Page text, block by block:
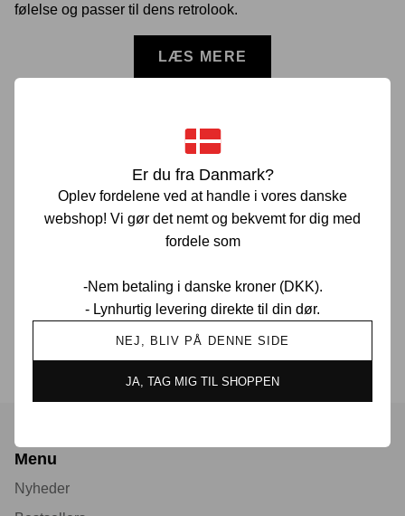
Er du fra Danmark?
Oplev fordelene ved at handle i vores danske
webshop! Vi gør det nemt og bekvemt for dig med
fordele som
-Nem betaling i danske kroner (DKK).
- Lynhurtig levering direkte til din dør.
NEJ, BLIV PÅ DENNE SIDE
JA, TAG MIG TIL SHOPPEN
følelse og passer til dens retrolook.
LÆS MERE
Prisgaranti i Danmark
30 dages returret
Drevet af sneakerheads
Menu
Nyheder